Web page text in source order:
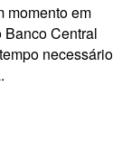
momento em
Central
necessário